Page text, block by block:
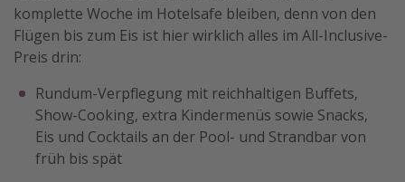
komplette Woche im Hotelsafe bleiben, denn von den
Flügen bis zum Eis ist hier wirklich alles im All-Inclusive-
Preis drin:
Rundum-Verpflegung mit reichhaltigen Buffets,
Show-Cooking, extra Kindermenüs sowie Snacks,
Eis und Cocktails an der Pool- und Strandbar von
früh bis spät